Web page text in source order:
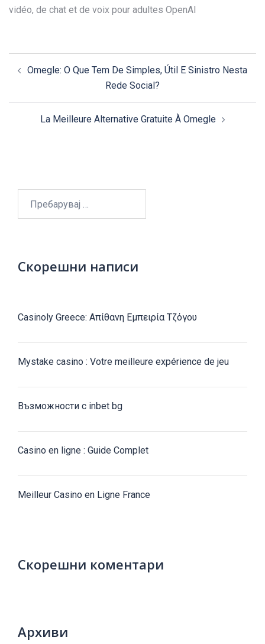
vidéo, de chat et de voix pour adultes OpenAI
navigation
Omegle: O Que Tem De Simples, Útil E Sinistro Nesta
Rede Social?
La Meilleure Alternative Gratuite À Omegle
Скорешни написи
Casinoly Greece: Απίθανη Εμπειρία Τζόγου
Mystake casino : Votre meilleure expérience de jeu
Възможности с inbet bg
Casino en ligne : Guide Complet
Meilleur Casino en Ligne France
Скорешни коментари
Архиви